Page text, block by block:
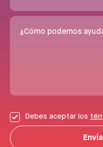
¿Cómo podemos
Debes aceptar los